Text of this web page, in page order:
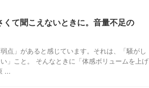
くて聞こえないときに。音量不足の
点」があると感じています。それは、「騒がし
」こと。 そんなときに「体感ボリュームを上げ
...